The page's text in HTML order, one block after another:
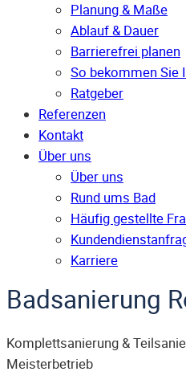
Planung & Maße
Ablauf & Dauer
Barrierefrei planen
So bekommen Sie
Ratgeber
Referenzen
Kontakt
Über uns
Über uns
Rund ums Bad
Häufig gestellte
Karriere
Badsanierung
Komplettsanierung &
Meisterbetrieb